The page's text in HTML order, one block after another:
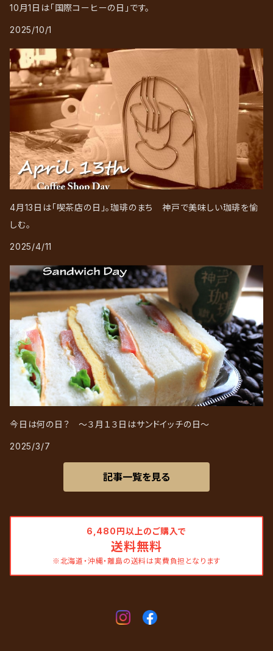
10月1日は「国際コーヒーの日」です。
2025/10/1
4月13日は「喫茶店の日」。珈琲のまち 神戸で美味しい珈琲を愉
しむ。
2025/4/11
今日は何の日？ ～３月１３日はサンドイッチの日～
2025/3/7
記事一覧を見る
6,480円以上のご購入で
送料無料
※北海道・沖縄・離島の送料は実費負担となります